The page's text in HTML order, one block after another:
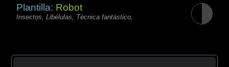
Plantilla: Robot
Insectos, Libélulas, Técnica fantástico,